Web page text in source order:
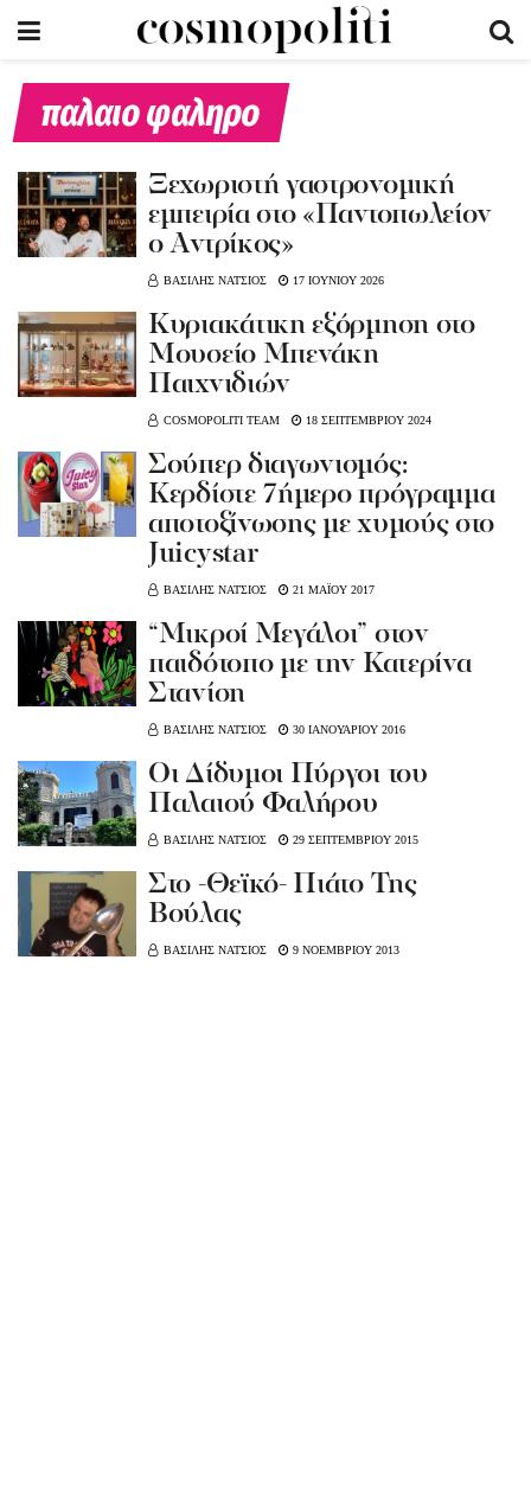
παλαιο φαληρο
Ξεχωριστή γαστρονομική
εμπειρία στο «Παντοπωλείον
ο Αντρίκος»
ΒΑΣΙΛΗΣ ΝΑΤΣΙΟΣ 17 ΙΟΥΝΙΟΥ 2026
Κυριακάτικη εξόρμηση στο
Μουσείο Μπενάκη
Παιχνιδιών
COSMOPOLITI TEAM 18 ΣΕΠΤΕΜΒΡΙΟΥ 2024
Σούπερ διαγωνισμός:
Κερδίστε 7ήμερο πρόγραμμα
αποτοξίνωσης με χυμούς στο
Juicystar
ΒΑΣΙΛΗΣ ΝΑΤΣΙΟΣ 21 ΜΑΪΟΥ 2017
“Μικροί Μεγάλοι” στον
παιδότοπο με την Κατερίνα
Στανίση
ΒΑΣΙΛΗΣ ΝΑΤΣΙΟΣ 30 ΙΑΝΟΥΑΡΙΟΥ 2016
Οι Δίδυμοι Πύργοι του
Παλαιού Φαλήρου
ΒΑΣΙΛΗΣ ΝΑΤΣΙΟΣ 29 ΣΕΠΤΕΜΒΡΙΟΥ 2015
Στο -Θεϊκό- Πιάτο Της
Βούλας
ΒΑΣΙΛΗΣ ΝΑΤΣΙΟΣ 9 ΝΟΕΜΒΡΙΟΥ 2013